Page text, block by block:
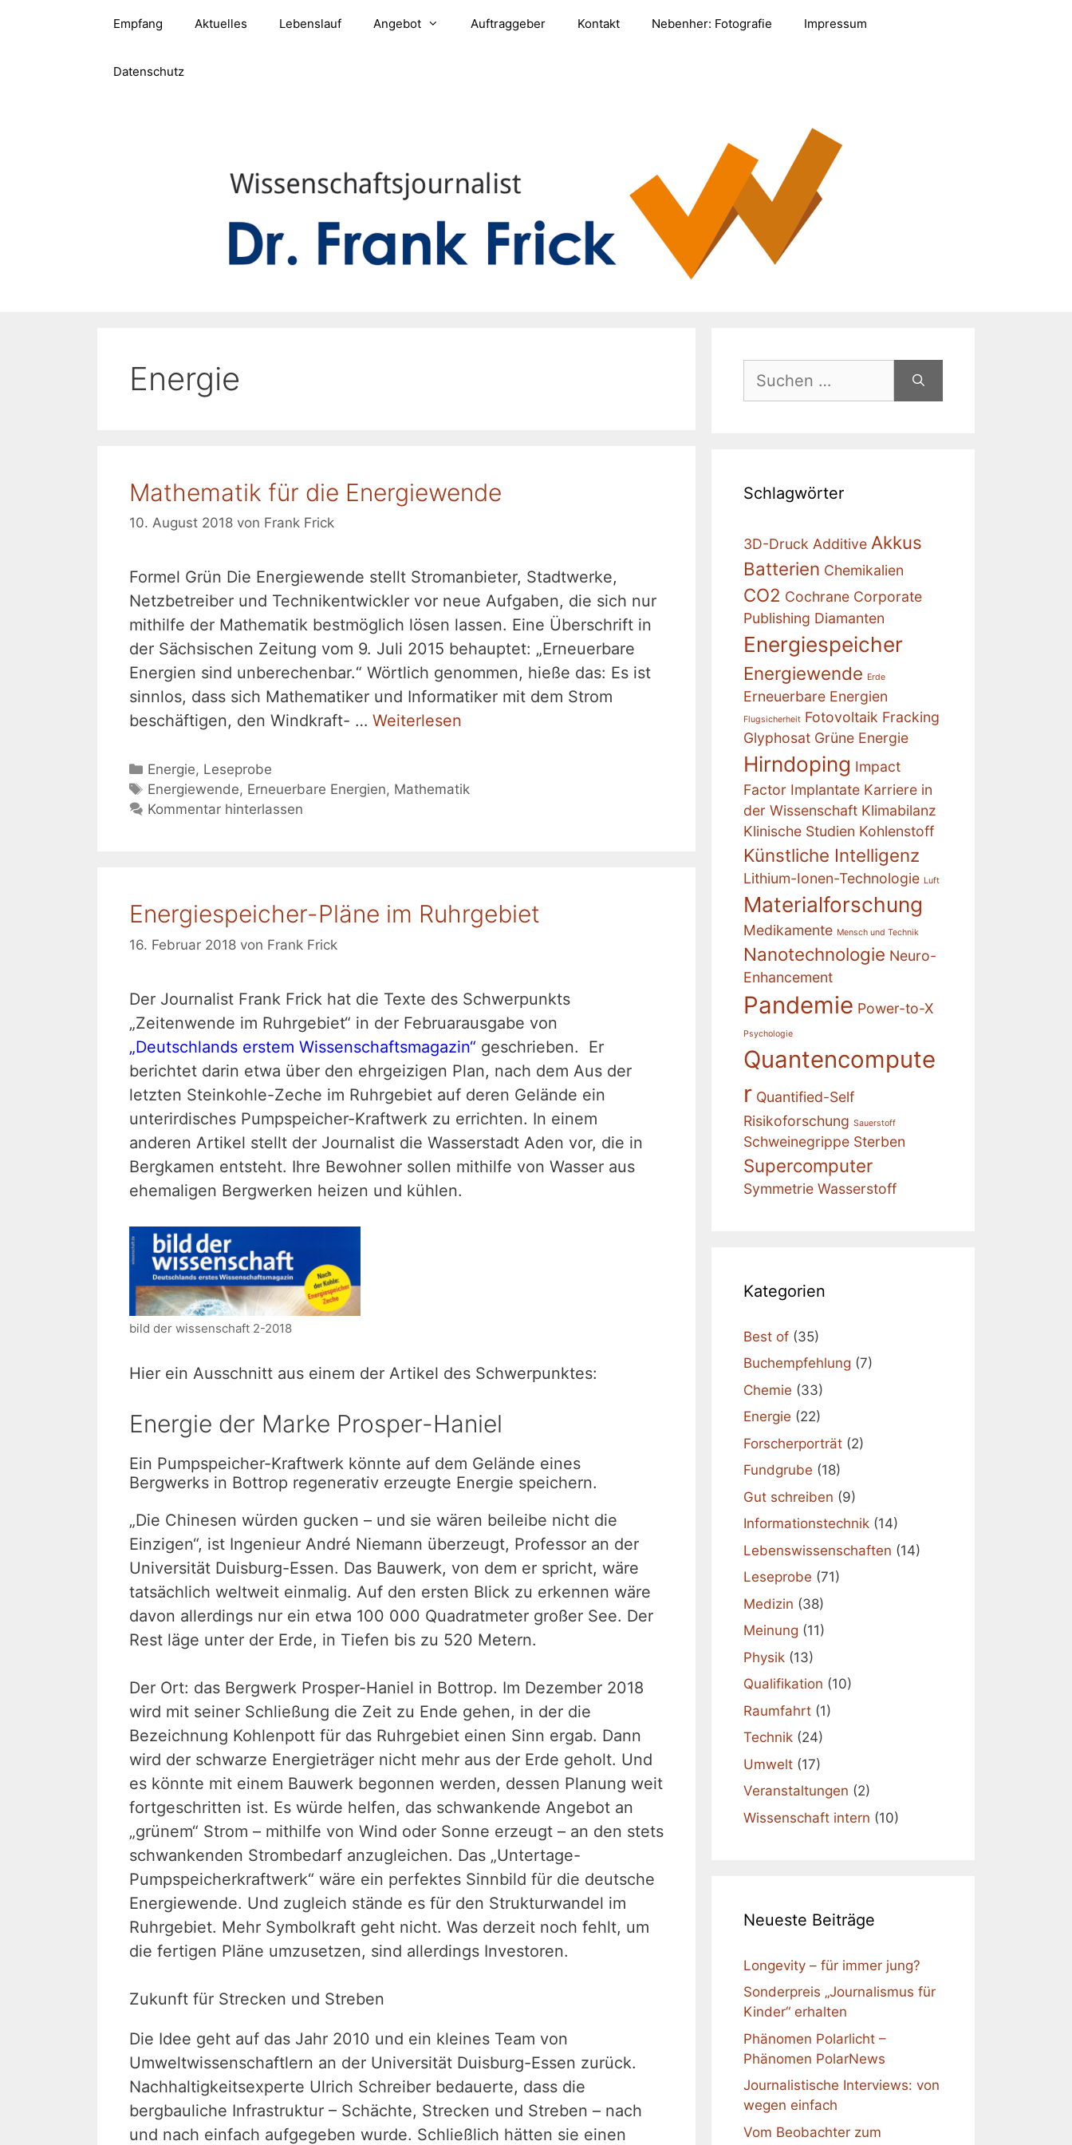
Empfang Aktuelles Lebenslauf Angebot Auftraggeber Kontakt Nebenher: Fotografie Impressum
Datenschutz
Energie
Mathematik für die Energiewende
10. August 2018 von Frank Frick
Formel Grün Die Energiewende stellt Stromanbieter, Stadtwerke,
Netzbetreiber und Technikentwickler vor neue Aufgaben, die sich nur
mithilfe der Mathematik bestmöglich lösen lassen. Eine Überschrift in
der Sächsischen Zeitung vom 9. Juli 2015 behauptet: „Erneuerbare
Energien sind unberechenbar.“ Wörtlich genommen, hieße das: Es ist
sinnlos, dass sich Mathematiker und Informatiker mit dem Strom
beschäftigen, den Windkraft- … Weiterlesen
Kategorien
Energie, Leseprobe
Schlagwörter
Energiewende, Erneuerbare Energien, Mathematik
Kommentar hinterlassen
Energiespeicher-Pläne im Ruhrgebiet
16. Februar 2018 von Frank Frick
Der Journalist Frank Frick hat die Texte des Schwerpunkts
„Zeitenwende im Ruhrgebiet“ in der Februarausgabe von
„Deutschlands erstem Wissenschaftsmagazin“ geschrieben. Er
berichtet darin etwa über den ehrgeizigen Plan, nach dem Aus der
letzten Steinkohle-Zeche im Ruhrgebiet auf deren Gelände ein
unterirdisches Pumpspeicher-Kraftwerk zu errichten. In einem
anderen Artikel stellt der Journalist die Wasserstadt Aden vor, die in
Bergkamen entsteht. Ihre Bewohner sollen mithilfe von Wasser aus
ehemaligen Bergwerken heizen und kühlen.
bild der wissenschaft 2-2018
Hier ein Ausschnitt aus einem der Artikel des Schwerpunktes:
Energie der Marke Prosper-Haniel
Ein Pumpspeicher-Kraftwerk könnte auf dem Gelände eines
Bergwerks in Bottrop regenerativ erzeugte Energie speichern.
„Die Chinesen würden gucken – und sie wären beileibe nicht die
Einzigen“, ist Ingenieur André Niemann überzeugt, Professor an der
Universität Duisburg-Essen. Das Bauwerk, von dem er spricht, wäre
tatsächlich weltweit einmalig. Auf den ersten Blick zu erkennen wäre
davon allerdings nur ein etwa 100 000 Quadratmeter großer See. Der
Rest läge unter der Erde, in Tiefen bis zu 520 Metern.
Der Ort: das Bergwerk Prosper-Haniel in Bottrop. Im Dezember 2018
wird mit seiner Schließung die Zeit zu Ende gehen, in der die
Bezeichnung Kohlenpott für das Ruhrgebiet einen Sinn ergab. Dann
wird der schwarze Energieträger nicht mehr aus der Erde geholt. Und
es könnte mit einem Bauwerk begonnen werden, dessen Planung weit
fortgeschritten ist. Es würde helfen, das schwankende Angebot an
„grünem“ Strom – mithilfe von Wind oder Sonne erzeugt – an den stets
schwankenden Strombedarf anzugleichen. Das „Untertage-
Pumpspeicherkraftwerk“ wäre ein perfektes Sinnbild für die deutsche
Energiewende. Und zugleich stände es für den Strukturwandel im
Ruhrgebiet. Mehr Symbolkraft geht nicht. Was derzeit noch fehlt, um
die fertigen Pläne umzusetzen, sind allerdings Investoren.
Zukunft für Strecken und Streben
Die Idee geht auf das Jahr 2010 und ein kleines Team von
Umweltwissenschaftlern an der Universität Duisburg-Essen zurück.
Nachhaltigkeitsexperte Ulrich Schreiber bedauerte, dass die
bergbauliche Infrastruktur – Schächte, Strecken und Streben – nach
und nach einfach aufgegeben wurde. Schließlich hätten sie einen
nach:
Schlagwörter
3D-Druck Additive Akkus
Batterien Chemikalien
CO2 Cochrane Corporate
Publishing Diamanten
Energiespeicher
Energiewende Erde
Erneuerbare Energien
Flugsicherheit Fotovoltaik Fracking
Glyphosat Grüne Energie
Hirndoping Impact
Factor Implantate Karriere in
der Wissenschaft Klimabilanz
Klinische Studien Kohlenstoff
Künstliche Intelligenz
Lithium-Ionen-Technologie Luft
Materialforschung
Medikamente Mensch und Technik
Nanotechnologie Neuro-
Enhancement
Pandemie Power-to-X
Psychologie
Quantencompute
r Quantified-Self
Risikoforschung Sauerstoff
Schweinegrippe Sterben
Supercomputer
Symmetrie Wasserstoff
Kategorien
Best of (35)
Buchempfehlung (7)
Chemie (33)
Energie (22)
Forscherporträt (2)
Fundgrube (18)
Gut schreiben (9)
Informationstechnik (14)
Lebenswissenschaften (14)
Leseprobe (71)
Medizin (38)
Meinung (11)
Physik (13)
Qualifikation (10)
Raumfahrt (1)
Technik (24)
Umwelt (17)
Veranstaltungen (2)
Wissenschaft intern (10)
Neueste Beiträge
Longevity – für immer jung?
Sonderpreis „Journalismus für
Kinder“ erhalten
Phänomen Polarlicht –
Phänomen PolarNews
Journalistische Interviews: von
wegen einfach
Vom Beobachter zum